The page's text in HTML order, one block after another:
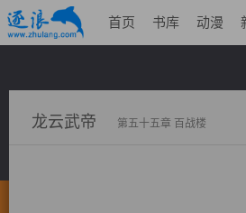
首页 书库 动漫
龙云武帝 第五十五章 百战楼